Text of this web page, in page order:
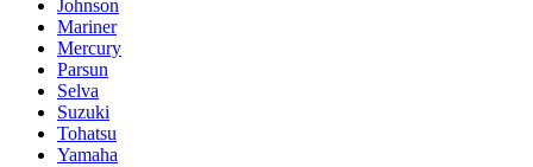
Johnson
Mariner
Mercury
Parsun
Selva
Suzuki
Tohatsu
Yamaha